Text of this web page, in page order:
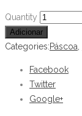
Box
Afilhada
Quantity
Adicionar
Categories:Páscoa,
Facebook
Twitter
Google+